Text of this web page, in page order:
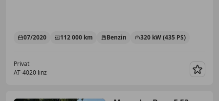
07/2020 112 000 km Benzin 320 kW (435 PS)
Privat
AT-4020 linz